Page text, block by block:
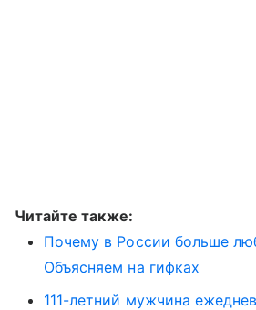
Читайте также:
Почему в России больше
Объясняем на гифках
111-летний мужчина